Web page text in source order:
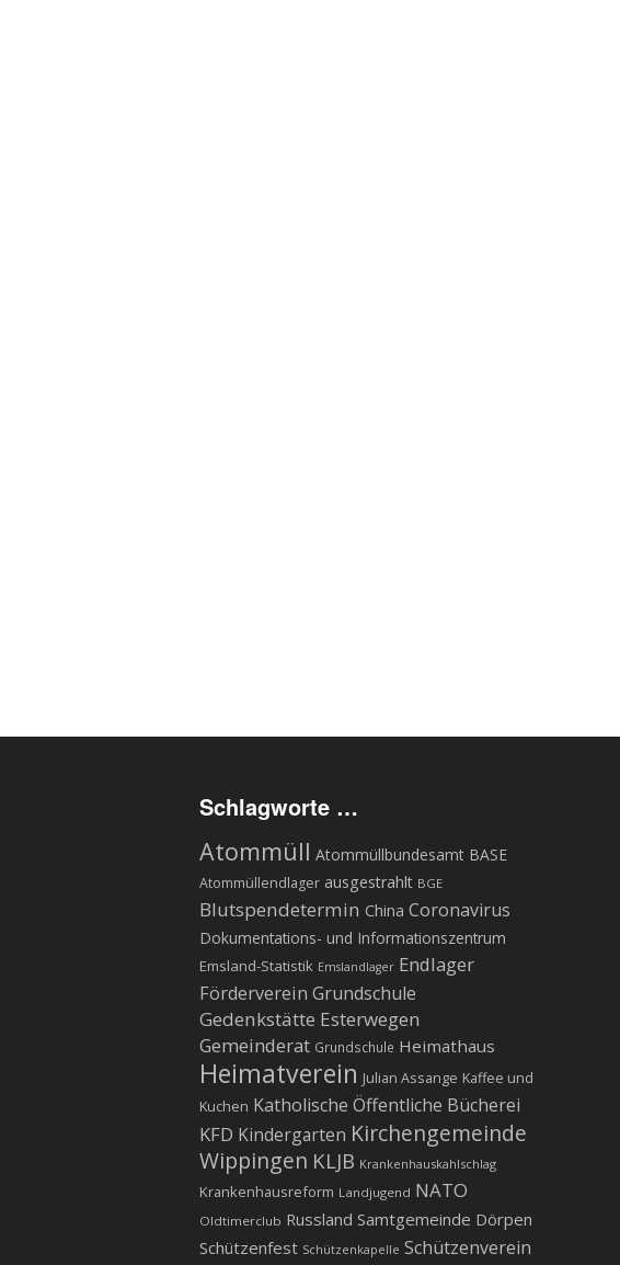
Schlagworte …
Atommüll Atommüllbundesamt BASE
Atommüllendlager ausgestrahlt BGE
Blutspendetermin China Coronavirus
Dokumentations- und Informationszentrum
Emsland-Statistik Emslandlager Endlager
Förderverein Grundschule
Gedenkstätte Esterwegen
Gemeinderat Grundschule Heimathaus
Heimatverein Julian Assange Kaffee und
Kuchen Katholische Öffentliche Bücherei
KFD Kindergarten Kirchengemeinde
Wippingen KLJB Krankenhauskahlschlag
Krankenhausreform Landjugend NATO
Oldtimerclub Russland Samtgemeinde Dörpen
Schützenfest Schützenkapelle Schützenverein